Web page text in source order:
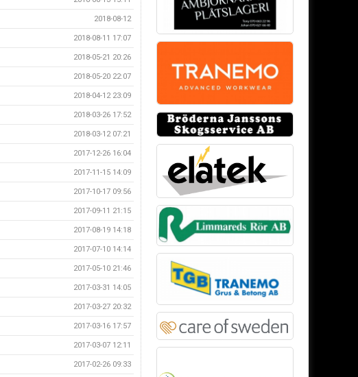
2018-08-12
2018-08-11 17:07
2018-05-21 20:26
2018-05-20 22:07
2018-04-12 23:09
2018-03-26 17:52
2018-03-12 07:21
2017-12-26 16:04
2017-11-15 14:09
2017-10-17 09:56
2017-09-11 21:15
2017-08-19 14:18
2017-07-10 14:14
2017-05-10 21:46
2017-03-31 14:05
2017-03-27 20:32
2017-03-16 17:57
2017-03-07 12:11
2017-02-26 09:33